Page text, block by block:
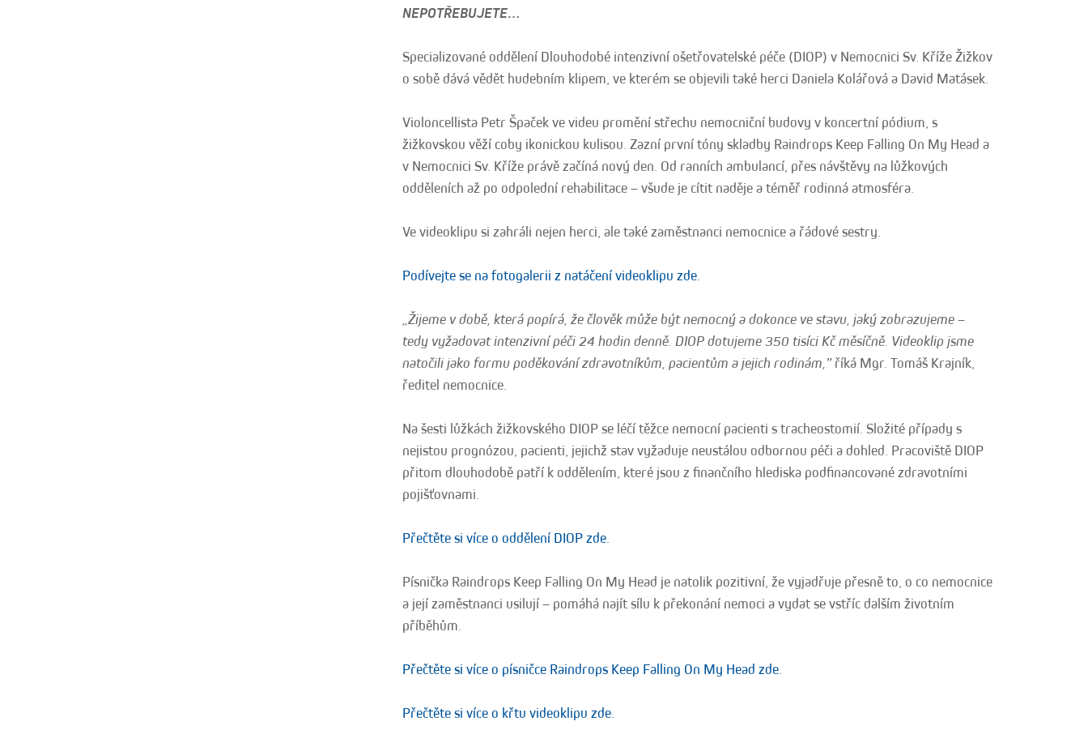
NEPOTŘEBUJETE…
Specializované oddělení Dlouhodobé intenzivní ošetřovatelské péče (DIOP) v Nemocnici Sv. Kříže Žižkov
o sobě dává vědět hudebním klipem, ve kterém se objevili také herci Daniela Kolářová a David Matásek.
Violoncellista Petr Špaček ve videu promění střechu nemocniční budovy v koncertní pódium, s
žižkovskou věží coby ikonickou kulisou. Zazní první tóny skladby Raindrops Keep Falling On My Head a
v Nemocnici Sv. Kříže právě začíná nový den. Od ranních ambulancí, přes návštěvy na lůžkových
odděleních až po odpolední rehabilitace – všude je cítit naděje a téměř rodinná atmosféra.
Ve videoklipu si zahráli nejen herci, ale také zaměstnanci nemocnice a řádové sestry.
Podívejte se na fotogalerii z natáčení videoklipu zde.
„Žijeme v době, která popírá, že člověk může být nemocný a dokonce ve stavu, jaký zobrazujeme –
tedy vyžadovat intenzivní péči 24 hodin denně. DIOP dotujeme 350 tisíci Kč měsíčně. Videoklip jsme
natočili jako formu poděkování zdravotníkům, pacientům a jejich rodinám,”říká Mgr. Tomáš Krajník,
ředitel nemocnice.
Na šesti lůžkách žižkovského DIOP se léčí těžce nemocní pacienti s tracheostomií. Složité případy s
nejistou prognózou, pacienti, jejichž stav vyžaduje neustálou odbornou péči a dohled. Pracoviště DIOP
přitom dlouhodobě patří k oddělením, které jsou z finančního hlediska podfinancované zdravotními
pojišťovnami.
Přečtěte si více o oddělení DIOP zde.
Písnička Raindrops Keep Falling On My Head je natolik pozitivní, že vyjadřuje přesně to, o co nemocnice
a její zaměstnanci usilují – pomáhá najít sílu k překonání nemoci a vydat se vstříc dalším životním
příběhům.
Přečtěte si více o písničce Raindrops Keep Falling On My Head zde.
Přečtěte si více o křtu videoklipu zde.